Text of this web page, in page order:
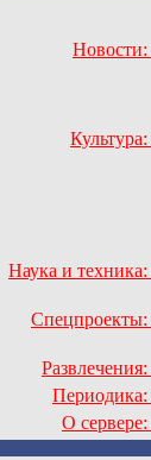
Новости:
Культура:
Наука и техника:
Спецпроекты:
Развлечения:
Периодика:
О сервере: